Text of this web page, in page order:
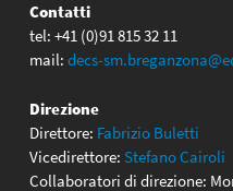
Contatti
tel: +41 (0)91 815 32 11
mail: decs-
Direzione
Direttore: Fabrizio Buletti
Vicedirettore: Stefano Cairoli
Collaboratori di direzione: